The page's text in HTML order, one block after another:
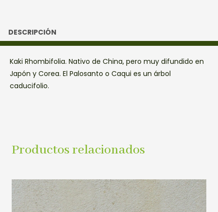
DESCRIPCIÓN
Kaki Rhombifolia. Nativo de China, pero muy difundido en
Japón y Corea. El Palosanto o Caqui es un árbol
caducifolio.
Productos relacionados